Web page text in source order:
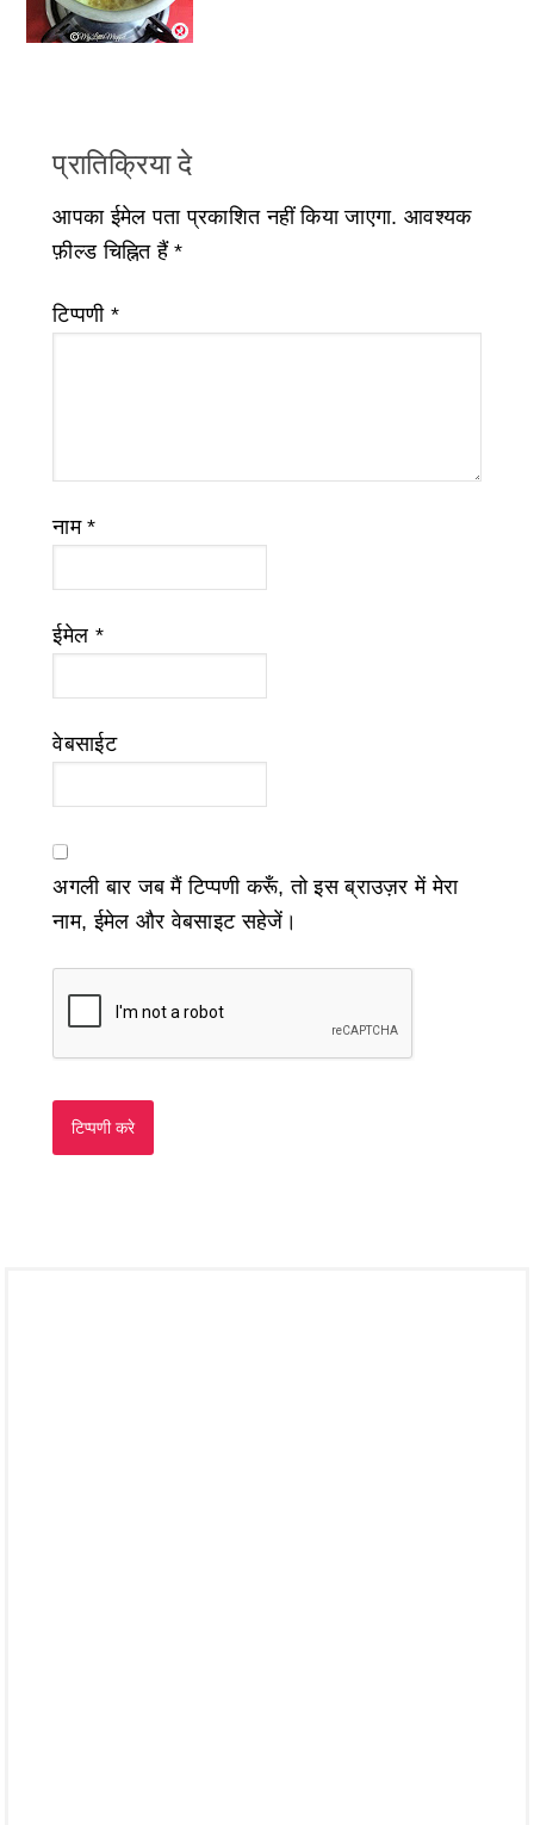
प्रातिक्रिया दे
आपका ईमेल पता प्रकाशित नहीं किया जाएगा. आवश्यक
फ़ील्ड चिह्नित हैं*
टिप्पणी *
नाम*
ईमेल *
वेबसाईट
अगली बार जब मैं टिप्पणी करूँ, तो इस ब्राउज़र में मेरा
नाम, ईमेल और वेबसाइट सहेजें।